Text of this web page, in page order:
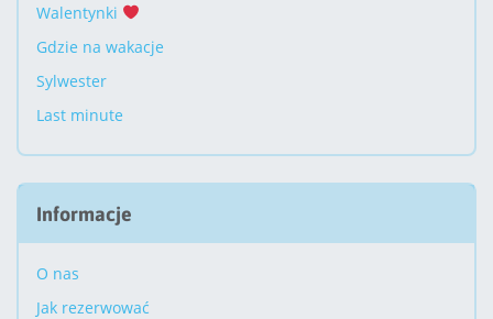
Walentynki
Gdzie na wakacje
Sylwester
Last minute
Informacje
O nas
Jak rezerwować